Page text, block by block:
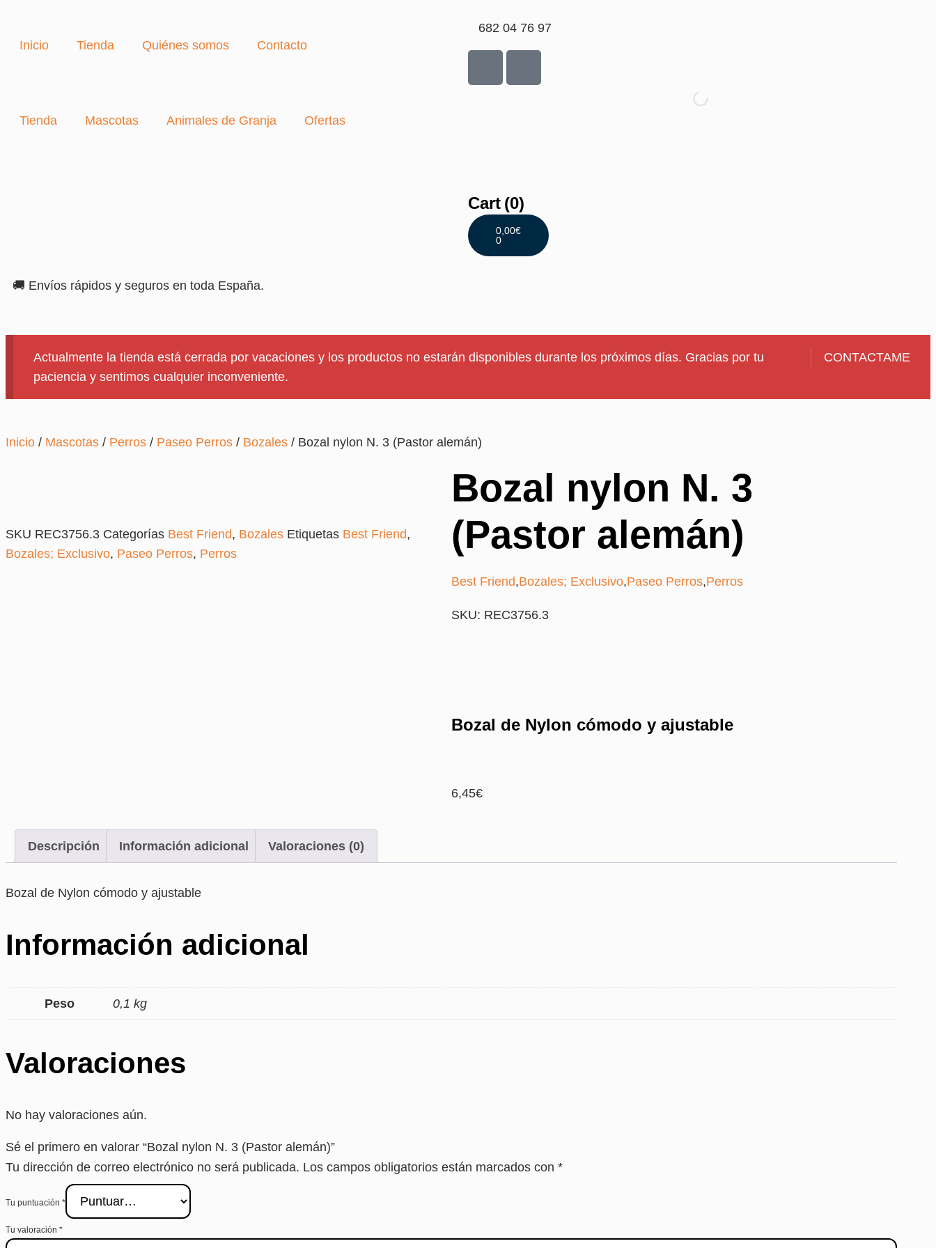
Inicio Tienda Quiénes somos Contacto
682 04 76 97
Tienda Mascotas Animales de Granja Ofertas
Cart (0)
0,00€
0
🚚 Envíos rápidos y seguros en toda España.
CONTACTAME
Actualmente la tienda está cerrada por vacaciones y los productos no estarán disponibles durante los próximos días. Gracias por tu
paciencia y sentimos cualquier inconveniente.
Inicio / Mascotas / Perros / Paseo Perros / Bozales / Bozal nylon N. 3 (Pastor alemán)
SKU REC3756.3 Categorías Best Friend, Bozales Etiquetas Best Friend,
Bozales; Exclusivo, Paseo Perros, Perros
Bozal nylon N. 3
(Pastor alemán)
Best Friend,Bozales; Exclusivo,Paseo Perros,Perros
SKU: REC3756.3
Bozal de Nylon cómodo y ajustable
6,45€
Descripción Información adicional Valoraciones (0)
Bozal de Nylon cómodo y ajustable
Información adicional
Peso 0,1 kg
Valoraciones
No hay valoraciones aún.
Sé el primero en valorar “Bozal nylon N. 3 (Pastor alemán)”
Tu dirección de correo electrónico no será publicada. Los campos obligatorios están marcados con *
Tu puntuación *
Tu valoración *